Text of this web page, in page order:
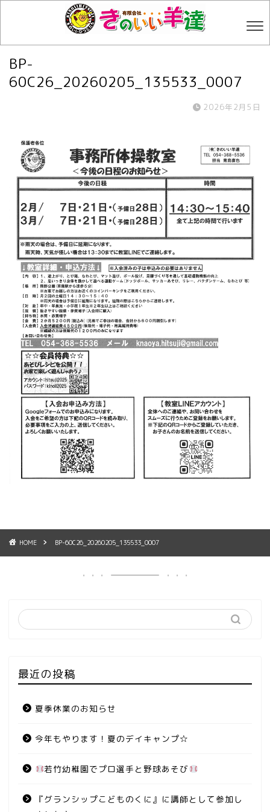
BP-
60C26_20260205_135533_0007
2026年2月5日
HOME BP-60C26_20260205_135533_0007
最近の投稿
夏季休業のお知らせ
今年もやります！夏のデイキャンプ☆
若竹幼稚園でプロ選手と野球あそび
『グランシップこどものくに』に講師として参加し